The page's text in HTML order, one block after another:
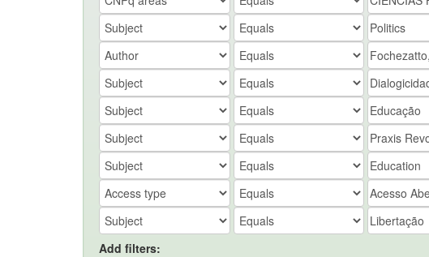
Add filters: